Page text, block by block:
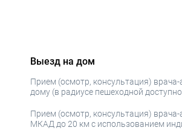
Выезд на дом
Прием (осмотр, консультация)
дому (в радиусе пешеходной
Прием (осмотр, консультация)
МКАД до 20 км с использованием